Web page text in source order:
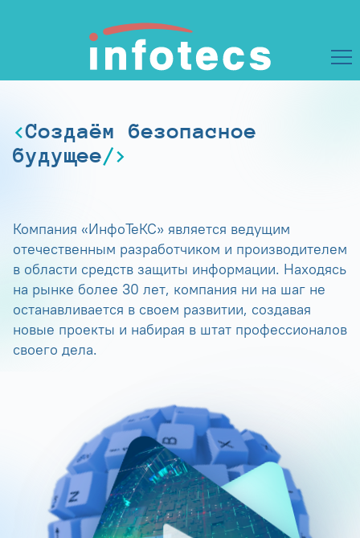
Создаём безопасное
будущее
Компания «ИнфоТеКС» является ведущим
отечественным разработчиком и производителем
в области средств защиты информации. Находясь
на рынке более 30 лет, компания ни на шаг не
останавливается в своем развитии, создавая
новые проекты и набирая в штат профессионалов
своего дела.